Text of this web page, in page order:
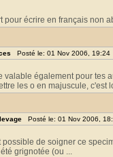
pour écrire en français non
Posté le: 01 Nov 2006,
valable également pour tes
les o en majuscule, c'est
Posté le: 01 Nov 2006,
de soigner ce
grignotée (ou ...